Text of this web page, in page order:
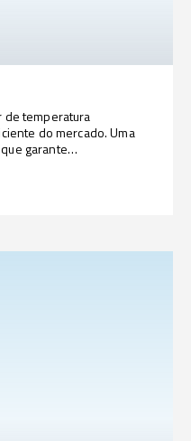
de temperatura
do mercado. Uma
garante